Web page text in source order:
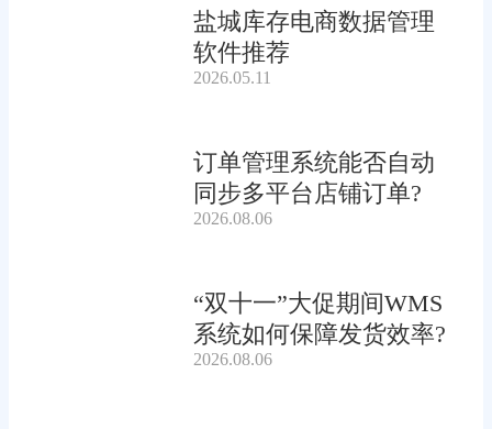
盐城库存电商数据管理
软件推荐
2026.05.11
订单管理系统能否自动
同步多平台店铺订单?
2026.08.06
“双十一”大促期间WMS
系统如何保障发货效率?
2026.08.06